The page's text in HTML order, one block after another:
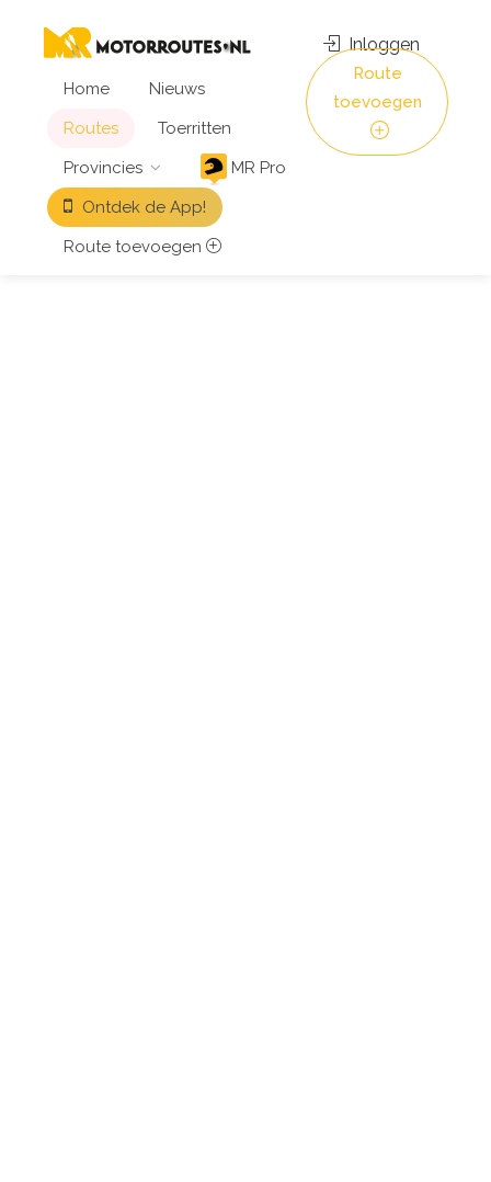
Home
Nieuws
Routes
Toerritten
Provincies
MR Pro
Ontdek de App!
Route toevoegen
Inloggen
Route
toevoegen